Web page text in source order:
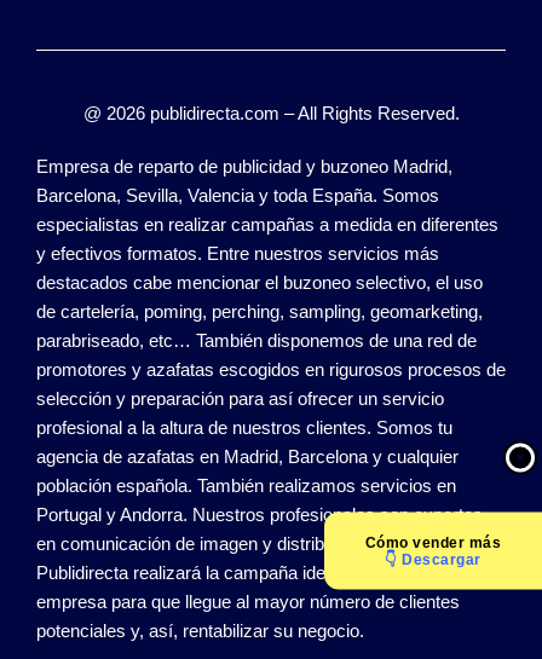
Cómovender más
👇 Descargar
@ 2026 publidirecta.com – All Rights Reserved.
Empresa de reparto de publicidad y buzoneo Madrid,
Barcelona, Sevilla, Valencia y toda España. Somos
especialistas en realizar campañas a medida en diferentes
y efectivos formatos. Entre nuestros servicios más
destacados cabe mencionar el buzoneo selectivo, el uso
de cartelería, poming, perching, sampling, geomarketing,
parabriseado, etc… También disponemos de una red de
promotores y azafatas escogidos en rigurosos procesos de
selección y preparación para así ofrecer un servicio
profesional a la altura de nuestros clientes. Somos tu
agencia de azafatas en Madrid, Barcelona y cualquier
población española. También realizamos servicios en
Portugal y Andorra. Nuestros profesionales son expertos
en comunicación de imagen y distribución de publicidad.
Publidirecta realizará la campaña ideal que se ajuste a su
empresa para que llegue al mayor número de clientes
potenciales y, así, rentabilizar su negocio.